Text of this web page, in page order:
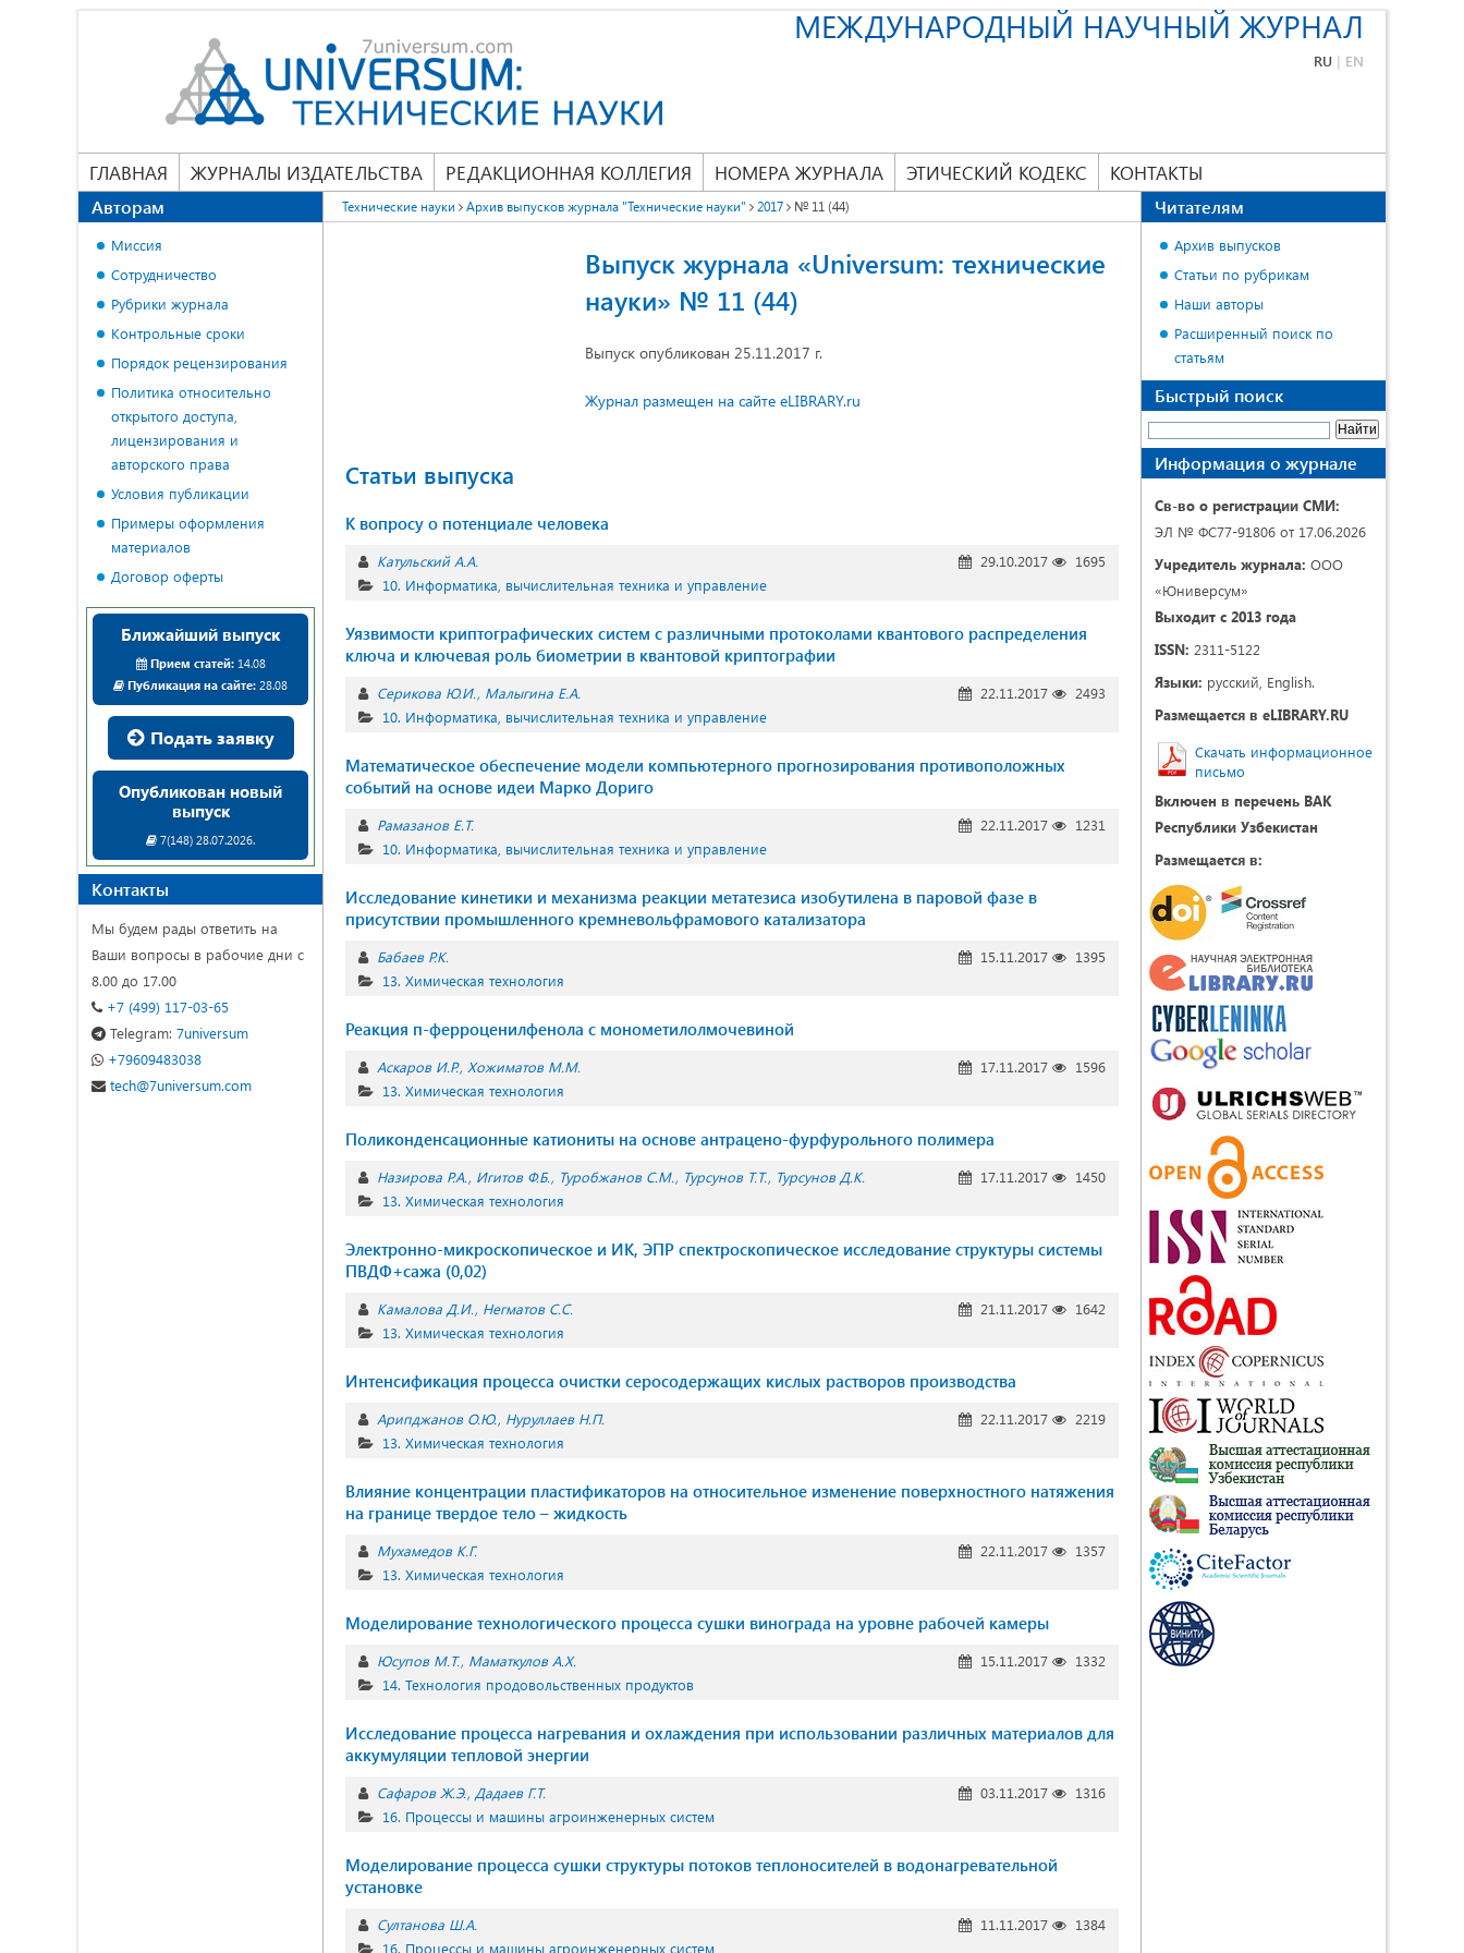
МЕЖДУНАРОДНЫЙ НАУЧНЫЙ ЖУРНАЛ
RU | EN
ГЛАВНАЯ ЖУРНАЛЫ ИЗДАТЕЛЬСТВА РЕДАКЦИОННАЯ КОЛЛЕГИЯ НОМЕРА ЖУРНАЛА ЭТИЧЕСКИЙ КОДЕКС КОНТАКТЫ
Технические науки Архив выпусков журнала "Технические науки" 2017 № 11 (44)
Выпуск журнала «Universum: технические
науки» № 11 (44)
Выпуск опубликован 25.11.2017 г.
Журнал размещен на сайте eLIBRARY.ru
Статьи выпуска
К вопросу о потенциале человека
Катульский А.А. 29.10.2017
1695
10. Информатика, вычислительная техника и управление
Уязвимости криптографических систем с различными протоколами квантового распределения
ключа и ключевая роль биометрии в квантовой криптографии
Серикова Ю.И. Малыгина Е.А. 22.11.2017
2493
10. Информатика, вычислительная техника и управление
Математическое обеспечение модели компьютерного прогнозирования противоположных
событий на основе идеи Марко Дориго
Рамазанов Е.Т. 22.11.2017
1231
10. Информатика, вычислительная техника и управление
Исследование кинетики и механизма реакции метатезиса изобутилена в паровой фазе в
присутствии промышленного кремневольфрамового катализатора
Бабаев Р.К. 15.11.2017
1395
13. Химическая технология
Реакция п-ферроценилфенола с монометилолмочевиной
Аскаров И.Р. Хожиматов М.М. 17.11.2017
1596
13. Химическая технология
Поликонденсационные катиониты на основе антрацено-фурфурольного полимера
Назирова Р.А. Игитов Ф.Б. Туробжанов С.М. Турсунов Т.Т. Турсунов Д.К. 17.11.2017
1450
13. Химическая технология
Электронно-микроскопическое и ИК, ЭПР спектроскопическое исследование структуры системы
ПВДФ+сажа (0,02)
Камалова Д.И. Негматов С.С. 21.11.2017
1642
13. Химическая технология
Интенсификация процесса очистки серосодержащих кислых растворов производства
Арипджанов О.Ю. Нуруллаев Н.П. 22.11.2017
2219
13. Химическая технология
Влияние концентрации пластификаторов на относительное изменение поверхностного натяжения
на границе твердое тело – жидкость
Мухамедов К.Г. 22.11.2017
1357
13. Химическая технология
Моделирование технологического процесса сушки винограда на уровне рабочей камеры
Юсупов М.Т. Маматкулов А.Х. 15.11.2017
1332
14. Технология продовольственных продуктов
Исследование процесса нагревания и охлаждения при использовании различных материалов для
аккумуляции тепловой энергии
Сафаров Ж.Э. Дадаев Г.Т. 03.11.2017
1316
16. Процессы и машины агроинженерных систем
Моделирование процесса сушки структуры потоков теплоносителей в водонагревательной
установке
Султанова Ш.А. 11.11.2017
1384
16. Процессы и машины агроинженерных систем
Авторам
Миссия
Сотрудничество
Рубрики журнала
Контрольные сроки
Порядок рецензирования
Политика относительно
открытого доступа,
лицензирования и
авторского права
Условия публикации
Примеры оформления
материалов
Договор оферты
Ближайший выпуск
Прием статей:14.08
Публикация на сайте: 28.08
Подать заявку
Опубликован новый
выпуск
7(148) 28.07.2026.
Контакты
Мы будем рады ответить на
Ваши вопросы в рабочие дни с
8.00 до 17.00
+7 (499) 117-03-65
Telegram: 7universum
+79609483038
tech@7universum.com
Читателям
Архив выпусков
Статьи по рубрикам
Наши авторы
Расширенный поиск по
статьям
Быстрый поиск
Информация о журнале
Св-во о регистрации СМИ:
ЭЛ № ФС77-91806 от 17.06.2026
Учредитель журнала: ООО
«Юниверсум»
Выходит с 2013 года
ISSN: 2311-5122
Языки: русский, English.
Размещается в eLIBRARY.RU
Скачать информационное
письмо
Включен в перечень ВАК
Республики Узбекистан
Размещается в: